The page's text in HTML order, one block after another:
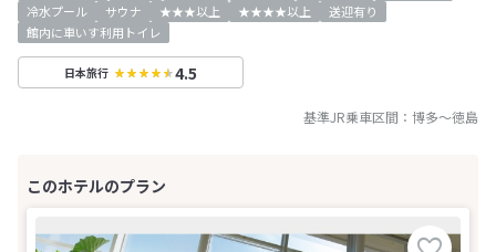
冷水プール
サウナ ★★★以上 ★★★★以上
送迎有り
館内に車いす利用トイレ
日本旅行 4.5
基準JR乗車区間： 博多～徳島